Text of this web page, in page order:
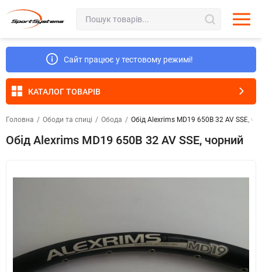
Сайт працює у тестовому режимі!
КАТАЛОГ ТОВАРІВ
Головна / Ободи та спиці / Обода / Обід Alexrims MD19 650B 32 AV SSE,
Обід Alexrims MD19 650B 32 AV SSE, чорний